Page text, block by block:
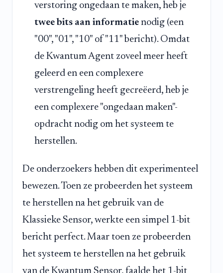
verstoring ongedaan te maken, heb je
twee bits aan informatie nodig (een
"00", "01", "10" of "11" bericht). Omdat
de Kwantum Agent zoveel meer heeft
geleerd en een complexere
verstrengeling heeft gecreëerd, heb je
een complexere "ongedaan maken"-
opdracht nodig om het systeem te
herstellen.
De onderzoekers hebben dit experimenteel
bewezen. Toen ze probeerden het systeem
te herstellen na het gebruik van de
Klassieke Sensor, werkte een simpel 1-bit
bericht perfect. Maar toen ze probeerden
het systeem te herstellen na het gebruik
van de Kwantum Sensor, faalde het 1-bit